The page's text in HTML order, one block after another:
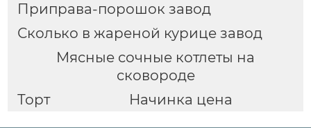
Приправа-порошок завод
Сколько в жареной курице завод
Мясные сочные котлеты на
сковороде
Торт
Начинка цена